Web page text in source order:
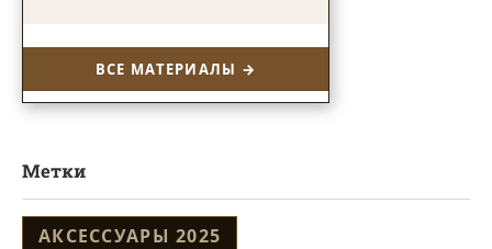
ВСЕ МАТЕРИАЛЫ →
Метки
АКСЕССУАРЫ 2025